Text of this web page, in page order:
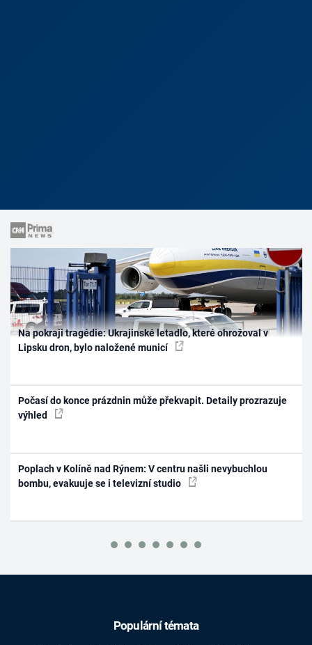
Na pokraji tragédie: Ukrajinské letadlo, které ohrožoval v
Lipsku dron, bylo naložené municí
Počasí do konce prázdnin může překvapit. Detaily prozrazuje
výhled
Poplach v Kolíně nad Rýnem: V centru našli nevybuchlou
bombu, evakuuje se i televizní studio
Populární témata